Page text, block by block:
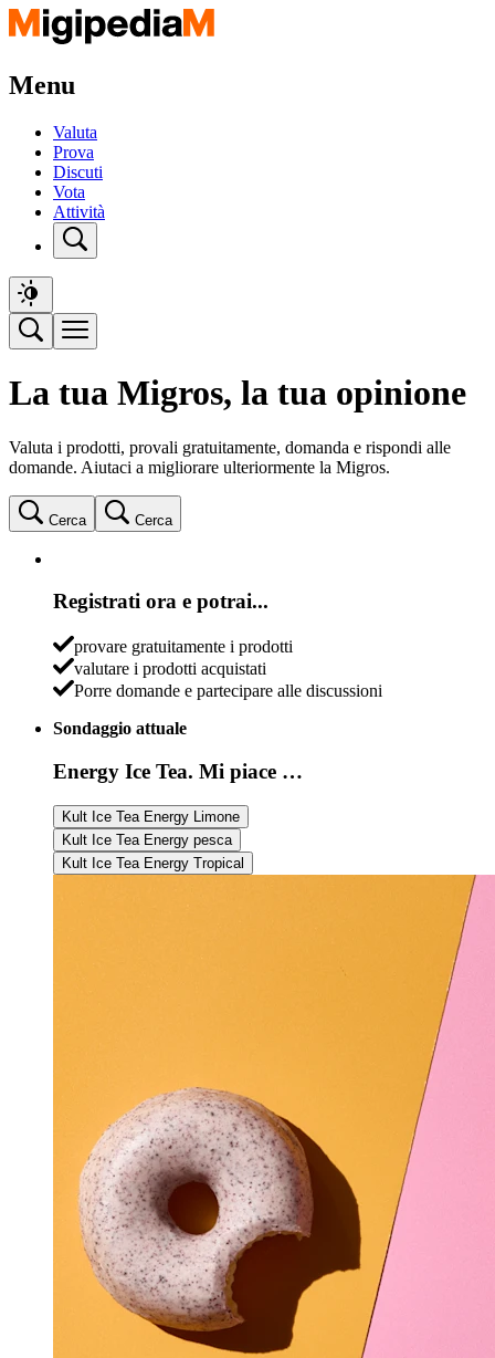
Menu
Valuta
Prova
Discuti
Vota
Attività
La tua Migros, la tua opinione
Valuta i prodotti, provali gratuitamente, domanda e rispondi alle
domande. Aiutaci a migliorare ulteriormente la Migros.
Cerca Cerca
Registrati ora e potrai...
provare gratuitamente i prodotti
valutare i prodotti acquistati
Porre domande e partecipare alle discussioni
Sondaggio attuale
Energy Ice Tea. Mi piace …
Kult Ice Tea Energy Limone
Kult Ice Tea Energy pesca
Kult Ice Tea Energy Tropical